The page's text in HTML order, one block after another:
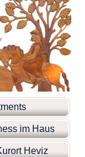
im Haus
Heviz